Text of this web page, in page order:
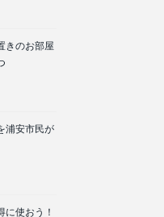
きのお部屋
浦安市民が
に使おう！